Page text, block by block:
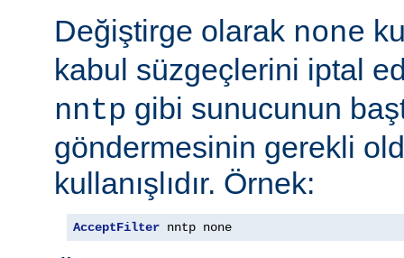
Değiştirge olarak none
kabul süzgeçlerini iptal
nntp gibi sunucunun
göndermesinin gerekli
kullanışlıdır. Örnek:
AcceptFilter nntp none